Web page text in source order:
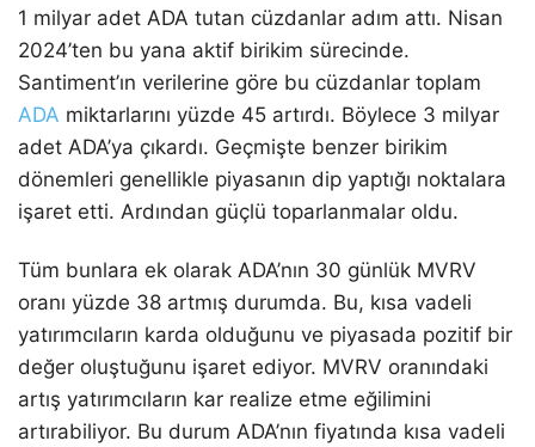
1 milyar adet ADA tutan cüzdanlar adım attı. Nisan
2024’ten bu yana aktif birikim sürecinde.
Santiment’ın verilerine göre bu cüzdanlar toplam
ADA miktarlarını yüzde 45 artırdı. Böylece 3 milyar
adet ADA’ya çıkardı. Geçmişte benzer birikim
dönemleri genellikle piyasanın dip yaptığı noktalara
işaret etti. Ardından güçlü toparlanmalar oldu.
Tüm bunlara ek olarak ADA’nın 30 günlük MVRV
oranı yüzde 38 artmış durumda. Bu, kısa vadeli
yatırımcıların karda olduğunu ve piyasada pozitif bir
değer oluştuğunu işaret ediyor. MVRV oranındaki
artış yatırımcıların kar realize etme eğilimini
artırabiliyor. Bu durum ADA’nın fiyatında kısa vadeli